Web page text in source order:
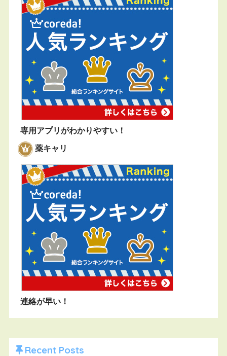
専用アプリがわかりやすい！
薬キャリ
連絡が早い！
Recent Posts